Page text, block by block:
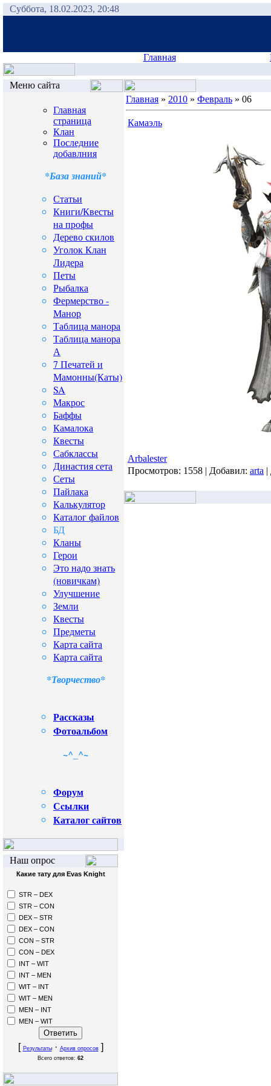
Суббота, 18.02.2023, 20:48
Главная
Меню сайта
Главная
страница
Клан
Последние
добавлния
*База знаний*
Статьи
Книги/Квесты
на профы
Дерево скилов
Уголок Клан
Лидера
Петы
Рыбалка
Фермерство -
Манор
Таблица манора
Таблица манора
А
7 Печатей и
Мамонны(Каты)
SA
Макрос
Баффы
Камалока
Квесты
Сабклассы
Династия сета
Сеты
Пайлака
Калькулятор
Каталог файлов
БД
Кланы
Герои
Это надо знать
(новичкам)
Улучшение
Земли
Квесты
Предметы
Карта сайта
Карта сайта
*Творчество*
Рассказы
Фотоальбом
~^_^~
Форум
Сcылки
Каталог сайтов
Наш опрос
Какие тату для Evas Knight
STR – DEX
STR – CON
DEX – STR
DEX – CON
CON – STR
CON – DEX
INT – WIT
INT – MEN
WIT – INT
WIT – MEN
MEN – INT
MEN – WIT
[ Результаты· Архив опросов]
Всего ответов: 62
Главная » 2010 » Февраль » 06
Камаэль
Arbalester
Просмотров: 1558 | Добавил: arta |